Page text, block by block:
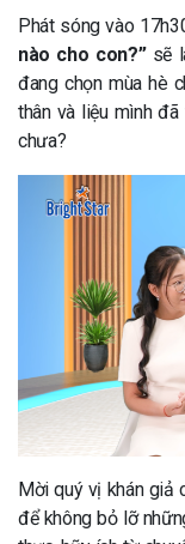
Phát sóng vào
nào cho con?”sẽ
đang chọn mùa hè
thân và liệu mình
chưa?
Mời quý vị khán giả
để không bỏ lỡ